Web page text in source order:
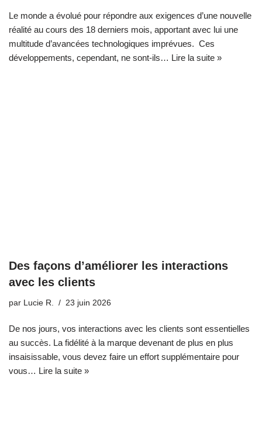
Le monde a évolué pour répondre aux exigences d’une nouvelle
réalité au cours des 18 derniers mois, apportant avec lui une
multitude d’avancées technologiques imprévues. Ces
développements, cependant, ne sont-ils… Lire la suite »
Des façons d’améliorer les interactions
avec les clients
par Lucie R. 23 juin 2026
De nos jours, vos interactions avec les clients sont essentielles
au succès. La fidélité à la marque devenant de plus en plus
insaisissable, vous devez faire un effort supplémentaire pour
vous… Lire la suite »